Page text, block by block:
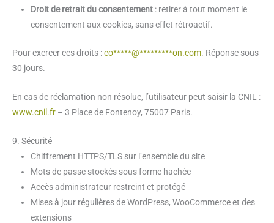
Droit de retrait du consentement : retirer à tout moment le
consentement aux cookies, sans effet rétroactif.
Pour exercer ces droits :co*****@*********on.com. Réponse sous
30 jours.
En cas de réclamation non résolue, l’utilisateur peut saisir la CNIL :
www.cnil.fr – 3 Place de Fontenoy, 75007 Paris.
9. Sécurité
Chiffrement HTTPS/TLS sur l’ensemble du site
Mots de passe stockés sous forme hachée
Accès administrateur restreint et protégé
Mises à jour régulières de WordPress, WooCommerce et des
extensions